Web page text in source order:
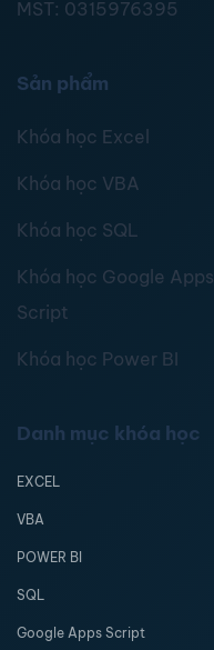
MST: 0315976395
Sản phẩm
Khóa học Excel
Khóa học VBA
Khóa học SQL
Khóa học Google Apps
Script
Khóa học Power BI
Danh mục khóa học
EXCEL
VBA
POWER BI
SQL
Google Apps Script